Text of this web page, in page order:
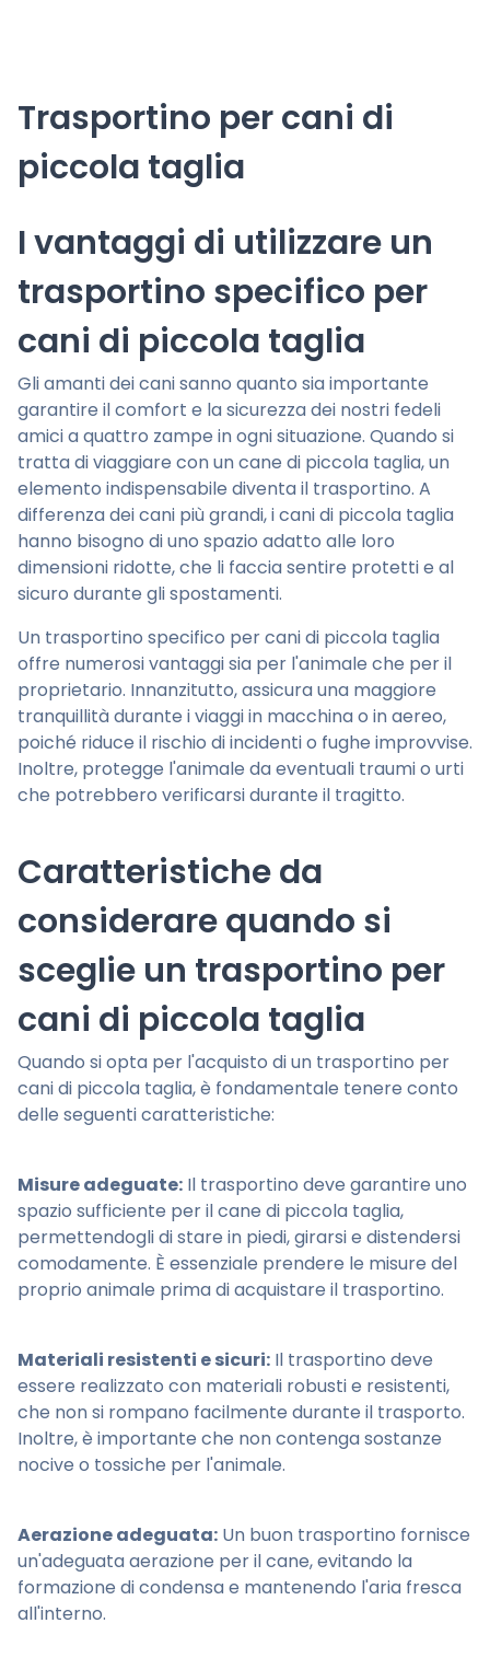
Trasportino per cani di
piccola taglia
I vantaggi di utilizzare un
trasportino specifico per
cani di piccola taglia
Gli amanti dei cani sanno quanto sia importante
garantire il comfort e la sicurezza dei nostri fedeli
amici a quattro zampe in ogni situazione. Quando si
tratta di viaggiare con un cane di piccola taglia, un
elemento indispensabile diventa il trasportino. A
differenza dei cani più grandi, i cani di piccola taglia
hanno bisogno di uno spazio adatto alle loro
dimensioni ridotte, che li faccia sentire protetti e al
sicuro durante gli spostamenti.
Un trasportino specifico per cani di piccola taglia
offre numerosi vantaggi sia per l'animale che per il
proprietario. Innanzitutto, assicura una maggiore
tranquillità durante i viaggi in macchina o in aereo,
poiché riduce il rischio di incidenti o fughe improvvise.
Inoltre, protegge l'animale da eventuali traumi o urti
che potrebbero verificarsi durante il tragitto.
Caratteristiche da
considerare quando si
sceglie un trasportino per
cani di piccola taglia
Quando si opta per l'acquisto di un trasportino per
cani di piccola taglia, è fondamentale tenere conto
delle seguenti caratteristiche:
Misure adeguate: Il trasportino deve garantire uno
spazio sufficiente per il cane di piccola taglia,
permettendogli di stare in piedi, girarsi e distendersi
comodamente. È essenziale prendere le misure del
proprio animale prima di acquistare il trasportino.
Materiali resistenti e sicuri: Il trasportino deve
essere realizzato con materiali robusti e resistenti,
che non si rompano facilmente durante il trasporto.
Inoltre, è importante che non contenga sostanze
nocive o tossiche per l'animale.
Aerazione adeguata: Un buon trasportino fornisce
un'adeguata aerazione per il cane, evitando la
formazione di condensa e mantenendo l'aria fresca
all'interno.